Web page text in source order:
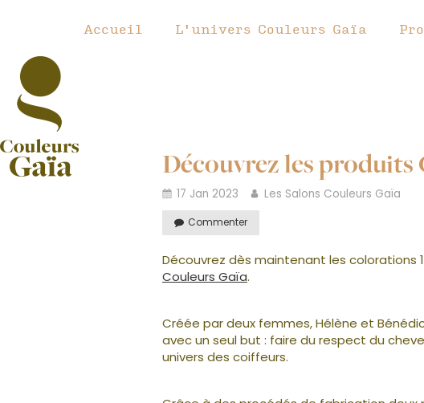
Accueil L'univers Couleurs Gaïa
Découvrez les produits
17 Jan 2023 Les Salons Couleurs Gaïa
Commenter
Découvrez dès maintenant les colorations
Couleurs Gaïa.
Créée par deux femmes, Hélène et
avec un seul but : faire du respect du
univers des coiffeurs.